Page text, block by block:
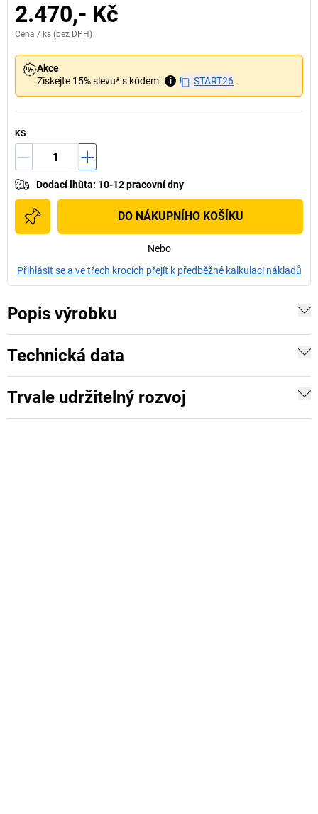
2.470,- Kč
Cena / ks (bez DPH)
Akce
Získejte 15% slevu* s kódem:
i START26
KS
Dodací lhůta: 10-12 pracovní dny
DO NÁKUPNÍHO KOŠÍKU
Nebo
Přihlásit se a ve třech krocích přejít k předběžné kalkulaci nákladů
Popis výrobku
Technická data
Trvale udržitelný rozvoj